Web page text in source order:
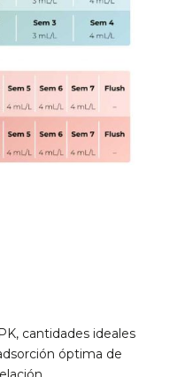
cantidades ideales
óptima de